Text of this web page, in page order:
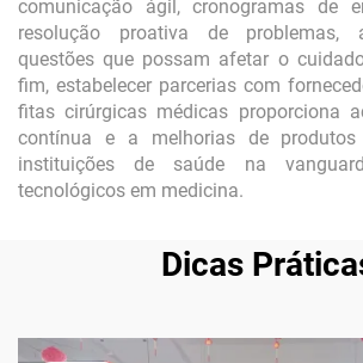
comunicação ágil, cronogramas de
resolução proativa de problemas,
questões que possam afetar o
fim, estabelecer parcerias com
fitas cirúrgicas médicas proporciona
contínua e a melhorias de
instituições de saúde na
tecnológicos em medicina.
Dicas